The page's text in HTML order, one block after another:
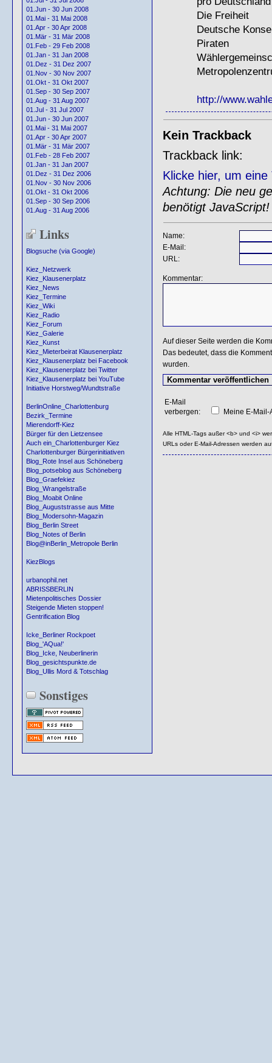
01.Jun - 30 Jun 2008
01.Mai - 31 Mai 2008
01.Apr - 30 Apr 2008
01.Mär - 31 Mär 2008
01.Feb - 29 Feb 2008
01.Jan - 31 Jan 2008
01.Dez - 31 Dez 2007
01.Nov - 30 Nov 2007
01.Okt - 31 Okt 2007
01.Sep - 30 Sep 2007
01.Aug - 31 Aug 2007
01.Jul - 31 Jul 2007
01.Jun - 30 Jun 2007
01.Mai - 31 Mai 2007
01.Apr - 30 Apr 2007
01.Mär - 31 Mär 2007
01.Feb - 28 Feb 2007
01.Jan - 31 Jan 2007
01.Dez - 31 Dez 2006
01.Nov - 30 Nov 2006
01.Okt - 31 Okt 2006
01.Sep - 30 Sep 2006
01.Aug - 31 Aug 2006
Links
Blogsuche (via Google)
Kiez_Netzwerk
Kiez_Klausenerplatz
Kiez_News
Kiez_Termine
Kiez_Wiki
Kiez_Radio
Kiez_Forum
Kiez_Galerie
Kiez_Kunst
Kiez_Mieterbeirat Klausenerplatz
Kiez_Klausenerplatz bei Facebook
Kiez_Klausenerplatz bei Twitter
Kiez_Klausenerplatz bei YouTube
Initiative Horstweg/Wundtstraße
BerlinOnline_Charlottenburg
Bezirk_Termine
Mierendorff-Kiez
Bürger für den Lietzensee
Auch ein_Charlottenburger Kiez
Charlottenburger Bürgerinitiativen
Blog_Rote Insel aus Schöneberg
Blog_potseblog aus Schöneberg
Blog_Graefekiez
Blog_Wrangelstraße
Blog_Moabit Online
Blog_Auguststrasse aus Mitte
Blog_Modersohn-Magazin
Blog_Berlin Street
Blog_Notes of Berlin
Blog@inBerlin_Metropole Berlin
KiezBlogs
urbanophil.net
ABRISSBERLIN
Mietenpolitisches Dossier
Steigende Mieten stoppen!
Gentrification Blog
Icke_Berliner Rockpoet
Blog_'AQua!'
Blog_Icke, Neuberlinerin
Blog_gesichtspunkte.de
Blog_Ullis Mord & Totschlag
Sonstiges
Die Freiheit
Deutsche
Piraten
http://
Kein Trackback
Trackback link:
Klicke hier, um
Achtung: Die neu
benötigt JavaScript!
Name:
E-Mail:
URL:
Kommentar:
Auf dieser Seite werden die
Das bedeutet, dass die
wurden.
E-Mail
verbergen:
Meine E-
Alle HTML-Tags außer <b> und <i>
URLs oder E-Mail-Adressen werden